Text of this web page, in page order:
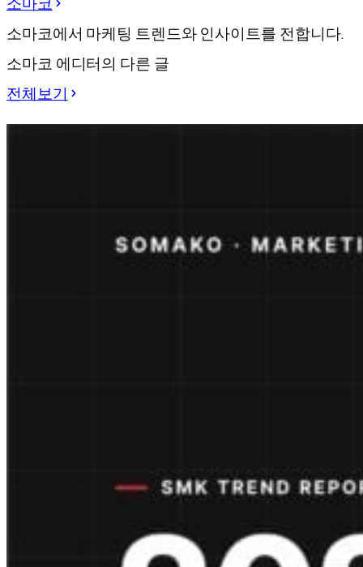
소마코에서 마케팅 트렌드와 인사이트를 전합니다.
소마코 에디터의 다른 글
전체보기